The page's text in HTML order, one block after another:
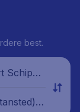
best.
Schipho